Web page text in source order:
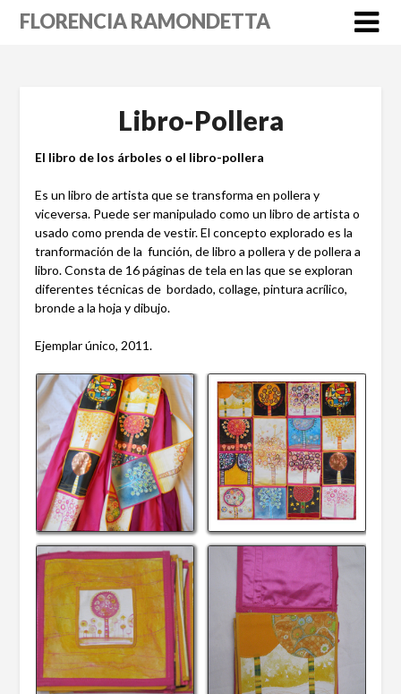
SkipFLORENCIA RAMONDETTA
Libro-Pollera
El libro de los árboles o el libro-pollera
Es un libro de artista que se transforma en pollera y
viceversa. Puede ser manipulado como un libro de artista o
usado como prenda de vestir. El concepto explorado es la
tranformación de la función, de libro a pollera y de pollera a
libro. Consta de 16 páginas de tela en las que se exploran
diferentes técnicas de bordado, collage, pintura acrílico,
bronde a la hoja y dibujo.
Ejemplar único, 2011.